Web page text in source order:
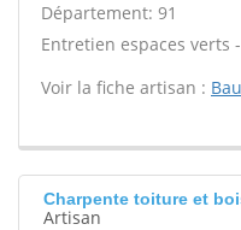
Département: 91
Entretien espaces verts -
Voir la fiche artisan :
Charpente toiture et
Artisan